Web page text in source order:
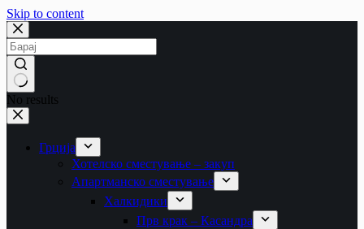
Skip to content
No results
Грција
Хотелско сместување – закуп
Апартманско сместување
Халкидики
Прв крак – Касандра